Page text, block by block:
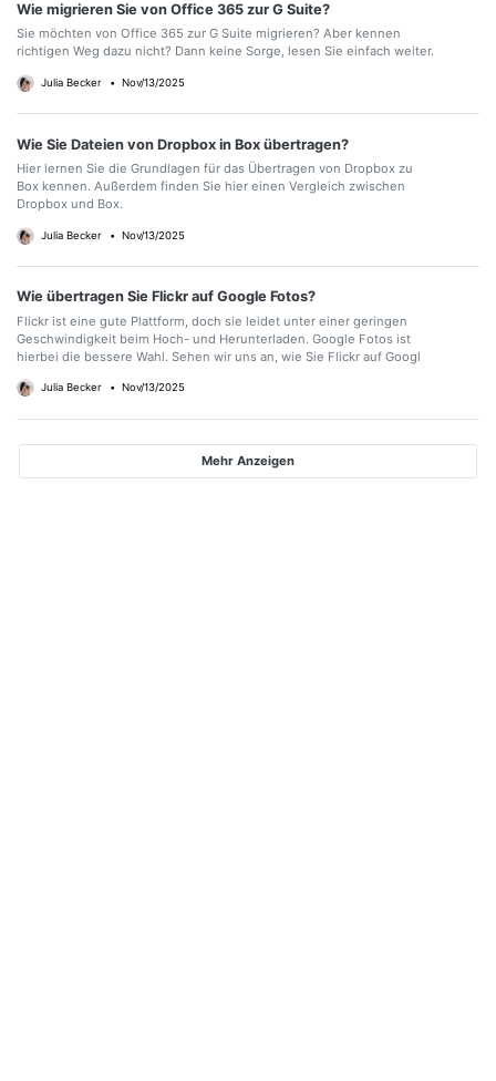
Wie migrieren Sie von Office 365 zur G Suite?
Sie möchten von Office 365 zur G Suite migrieren? Aber kennen
richtigen Weg dazu nicht? Dann keine Sorge, lesen Sie einfach weiter.
Julia Becker • Nov/13/2025
Wie Sie Dateien von Dropbox in Box übertragen?
Hier lernen Sie die Grundlagen für das Übertragen von Dropbox zu
Box kennen. Außerdem finden Sie hier einen Vergleich zwischen
Dropbox und Box.
Julia Becker • Nov/13/2025
Wie übertragen Sie Flickr auf Google Fotos?
Flickr ist eine gute Plattform, doch sie leidet unter einer geringen
Geschwindigkeit beim Hoch- und Herunterladen. Google Fotos ist
hierbei die bessere Wahl. Sehen wir uns an, wie Sie Flickr auf Googl
Julia Becker • Nov/13/2025
Mehr Anzeigen